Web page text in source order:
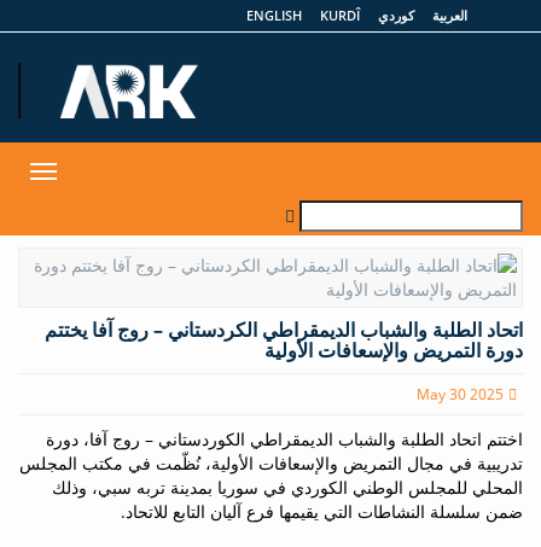
العربية كوردي KURDÎ
ENGLISH
اتحاد الطلبة والشباب الديمقراطي الكردستاني – روج آفا يختتم
دورة التمريض والإسعافات الأولية
May 30 2025
اختتم اتحاد الطلبة والشباب الديمقراطي الكوردستاني – روج آفا، دورة
تدريبية في مجال التمريض والإسعافات الأولية، نُظّمت في مكتب المجلس
المحلي للمجلس الوطني الكوردي في سوريا بمدينة تربه سبي، وذلك
ضمن سلسلة النشاطات التي يقيمها فرع آليان التابع للاتحاد.